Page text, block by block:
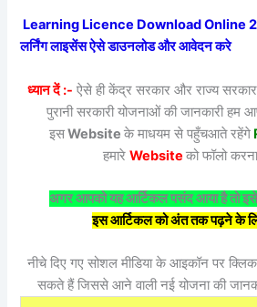
Learning Licence Download Online
लर्निंग लाइसेंस ऐसे डाउनलोड और आवेदन करे
ध्यान दें :- ऐसे ही केंद्र सरकार और राज्य सरकार
पुरानी सरकारी योजनाओं की जानकारी
इसWebsite के माधयम से पहुँचआते रहेंगे
हमारे Website को फॉलो
अगर आपको यह आर्टिकल पसंद आया है तो
इस आर्टिकल को अंत तक पढ़ने के
नीचे दिए गए सोशल मीडिया के आइकॉन पर
सकते हैं जिससे आने वाली नई योजना की